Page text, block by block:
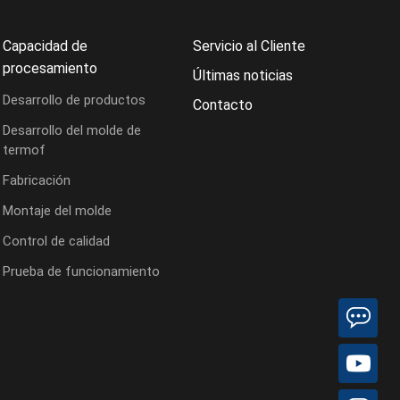
Capacidad de
procesamiento
Desarrollo de productos
Desarrollo del molde de
termof
Fabricación
Montaje del molde
Control de calidad
Prueba de funcionamiento
Servicio al Cliente
Últimas noticias
Contacto